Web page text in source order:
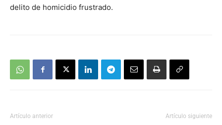
delito de homicidio frustrado.
Artículo anterior Artículo siguiente